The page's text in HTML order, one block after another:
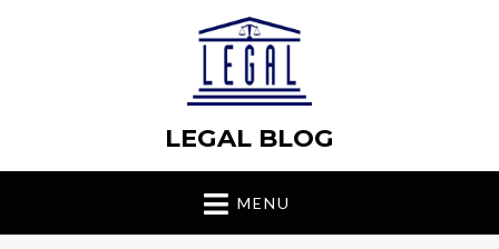
LEGAL BLOG
MENU